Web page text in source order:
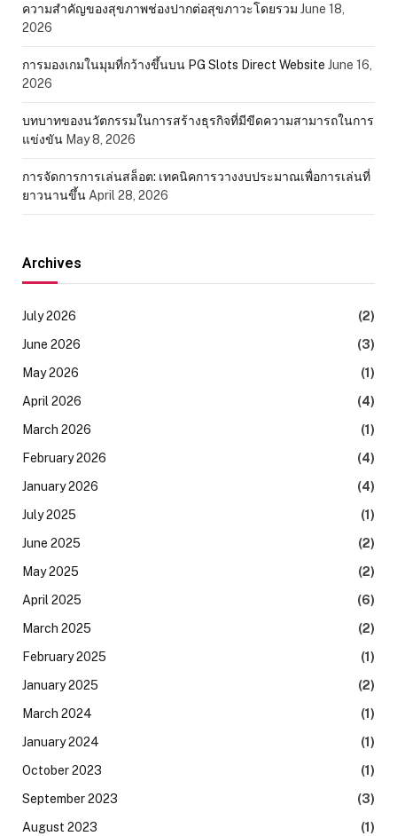
ความสำคัญของสุขภาพช่องปากต่อสุขภาวะโดยรวม June 18,
2026
การมองเกมในมุมที่กว้างขึ้นบน PG Slots Direct Website June 16,
2026
บทบาทของนวัตกรรมในการสร้างธุรกิจที่มีขีดความสามารถในการ
แข่งขัน May 8, 2026
การจัดการการเล่นสล็อต: เทคนิคการวางงบประมาณเพื่อการเล่นที่
ยาวนานขึ้น April 28, 2026
Archives
July 2026
(2)
June 2026
(3)
May 2026
(1)
April 2026
(4)
March 2026
(1)
February 2026
(4)
January 2026
(4)
July 2025
(1)
June 2025
(2)
May 2025
(2)
April 2025
(6)
March 2025
(2)
February 2025
(1)
January 2025
(2)
March 2024
(1)
January 2024
(1)
October 2023
(1)
September 2023
(3)
August 2023
(1)